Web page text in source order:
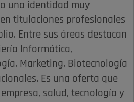
una identidad muy
titulaciones profesionales
Entre sus áreas destacan
Informática,
Marketing, Biotecnología
Es una oferta que
salud, tecnología y